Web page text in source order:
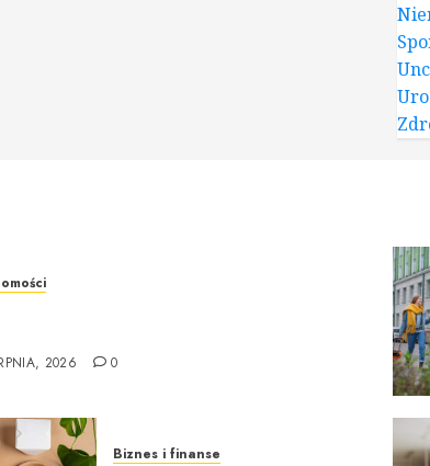
2026 0
Biznes i finanse